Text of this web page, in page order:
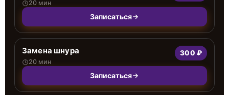
20 мин
Записаться
Замена шнура
20 мин
300 ₽
Записаться